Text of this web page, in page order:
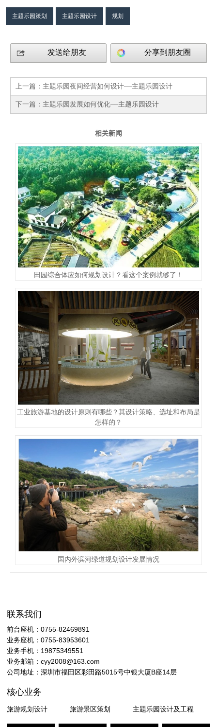
主题乐园策划 主题乐园设计 规划
发送给朋友 分享到朋友圈
上一篇： 主题乐园夜间经营如何设计——主题乐园设计
下一篇： 主题乐园发展如何优化——主题乐园设计
相关新闻
田园综合体应如何规划设计？看这个案例就够了！
工业旅游基地的设计原则有哪些？其设计策略、选址和布局是
怎样的？
国内外滨河绿道规划设计发展情况
联系我们
前台座机：0755-82469891
业务座机：0755-83953601
业务手机：19875349551
业务邮箱：cyy2008@163.com
公司地址：深圳市福田区彩田路5015号中银大厦B座14层
核心业务
旅游规划设计 旅游景区策划 主题乐园设计及工程